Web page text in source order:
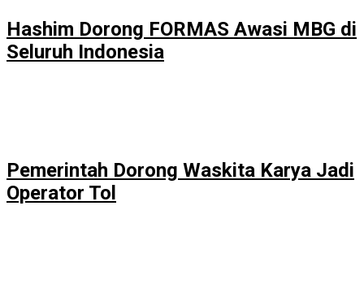
Hashim Dorong FORMAS Awasi MBG di
Seluruh Indonesia
Pemerintah Dorong Waskita Karya Jadi
Operator Tol